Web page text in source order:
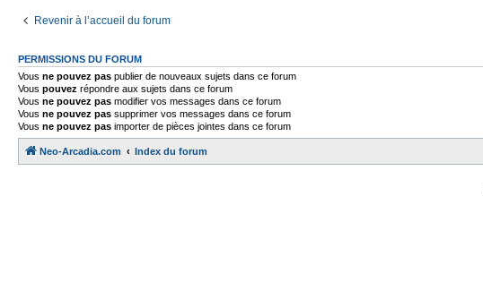
Revenir à l’accueil du forum
PERMISSIONS DU FORUM
Vous ne pouvez pas publier de nouveaux sujets dans ce forum
Vous pouvez répondre aux sujets dans ce forum
Vous ne pouvez pas modifier vos messages dans ce forum
Vous ne pouvez pas supprimer vos messages dans ce forum
Vous ne pouvez pas importer de pièces jointes dans ce forum
Neo-Arcadia.com Index du forum